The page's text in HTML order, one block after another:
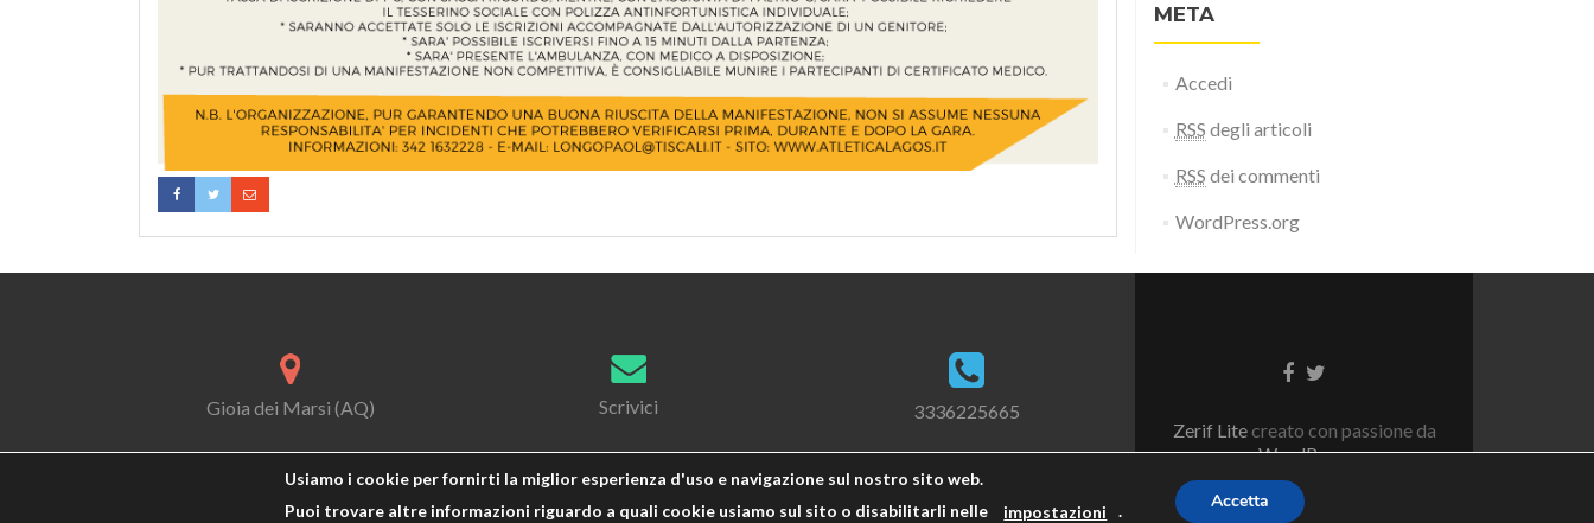
META
Accedi
RSS degli articoli
RSS dei commenti
WordPress.org
Gioia dei Marsi (AQ) Scrivici
3336225665
Zerif Lite creato con passione da
WordPress
Usiamo i cookie per fornirti la miglior esperienza d'uso e navigazione sul nostro sito web.
Puoi trovare altre informazioni riguardo a quali cookie usiamo sul sito o disabilitarli nelle
impostazioni . Accetta